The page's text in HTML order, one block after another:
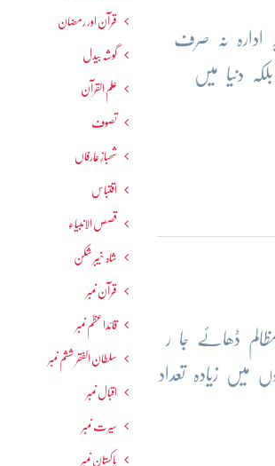
ادارہ نہ صرف
دنیا میں
ڈھائے جا ر
میں زیادہ تعداد
قرآن اور رمضان
گوشہ بیدل
علم القرآن
تصوف
شھبازِ عارفاں
اقتباس
قصص الانبیاء
شاہ خیبر شکن
قرآن نمبر
قائداعظم نمبر
سلطان الفقر ششم نمبر
اقبال نمبر
سیرت نمبر
پاکستان نمبر